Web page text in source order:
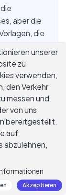
aber die
die
hinweg
die fünf
an
Value-
Meeting-
Sie eine
für ihre
unserer
zu
verwenden,
den Verkehr
messen und
von uns
bereitgestellt.
auf
abzulehnen,
Akzeptieren